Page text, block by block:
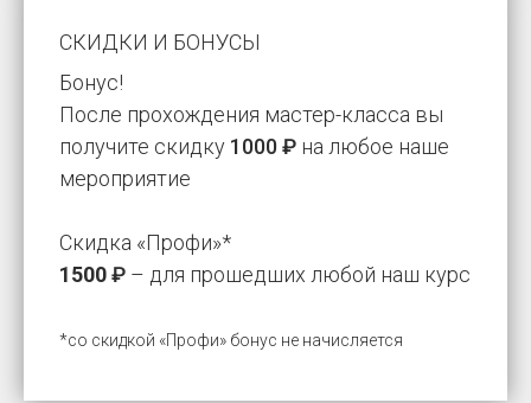
СКИДКИ И БОНУСЫ
Бонус!
После прохождения мастер-класса вы
получите скидку 1000 ₽ на любое наше
мероприятие
Скидка «Профи»*
1500₽ – для прошедших любой наш курс
*со скидкой «Профи» бонус не начисляется